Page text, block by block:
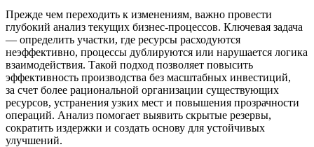
Прежде чем переходить к изменениям, важно провести
глубокий анализ текущих бизнес-процессов. Ключевая задача
— определить участки, где ресурсы расходуются
неэффективно, процессы дублируются или нарушается логика
взаимодействия. Такой подход позволяет повысить
эффективность производства без масштабных инвестиций,
за счет более рациональной организации существующих
ресурсов, устранения узких мест и повышения прозрачности
операций. Анализ помогает выявить скрытые резервы,
сократить издержки и создать основу для устойчивых
улучшений.